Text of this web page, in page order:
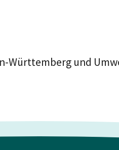
Württemberg und